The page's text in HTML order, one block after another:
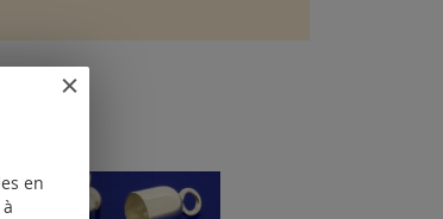
en